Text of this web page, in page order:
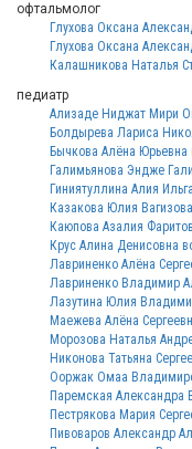
офтальмолог
Глухова Оксана
Глухова Оксана
Калашникова Наталья
педиатр
Ализаде Ниджат Мири
Болдырева Лариса
Бычкова Алёна Юрьевна
Галимьянова Эндже
Гиниятуллина Алия
Казакова Юлия
Каюпова Азалия
Крус Алина Денисовна
Лавриненко Алёна
Лавриненко Владимир
Лазутина Юлия
Маежева Алёна
Морозова Наталья
Никонова Татьяна
Ооржак Омаа
Паремская Александра
Пестрякова Мария
Пивоваров Александр